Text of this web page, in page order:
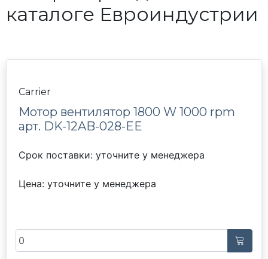
каталоге Евроиндустрии
Carrier
Мотор вентилятор 1800 W 1000 rpm
арт. DK-12AB-028-EE
Срок поставки: уточните у менеджера
Цена: уточните у менеджера